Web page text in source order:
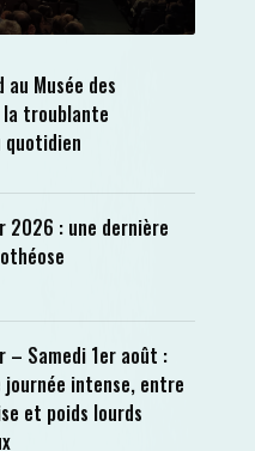
au Musée des
la troublante
2026 : une dernière
– Samedi 1er août :
journée intense, entre
et poids lourds